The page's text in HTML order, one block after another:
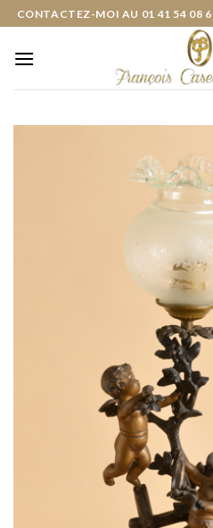
Skip
content
CONTACTEZ-MOI AU 01 41 54 08